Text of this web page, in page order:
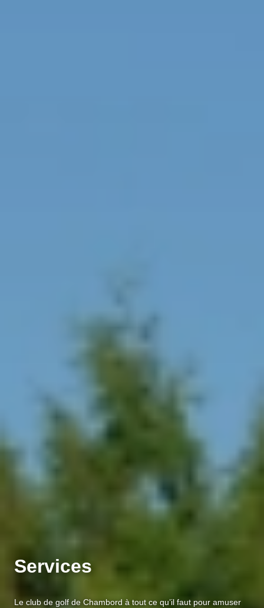
Services
Le club de golf de Chambord à tout ce qu’il faut pour amuser